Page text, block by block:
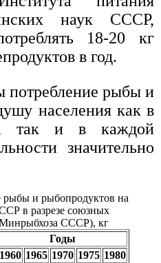
наук СССР,
18-20 кг
в год.
потребление рыбы и
населения как в
так и в каждой
значительно
рыбы и рыбопродуктов на
в разрезе союзных
СССР), кг
Годы
1960 1965 1970 1975 1980